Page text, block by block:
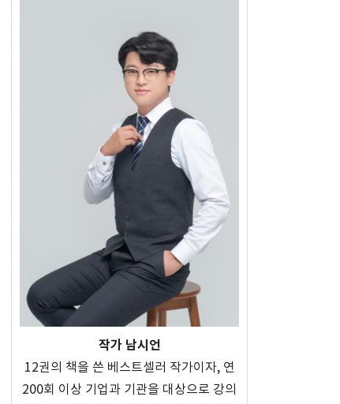
작가 남시언
12권의 책을 쓴 베스트셀러 작가이자, 연
200회 이상 기업과 기관을 대상으로 강의